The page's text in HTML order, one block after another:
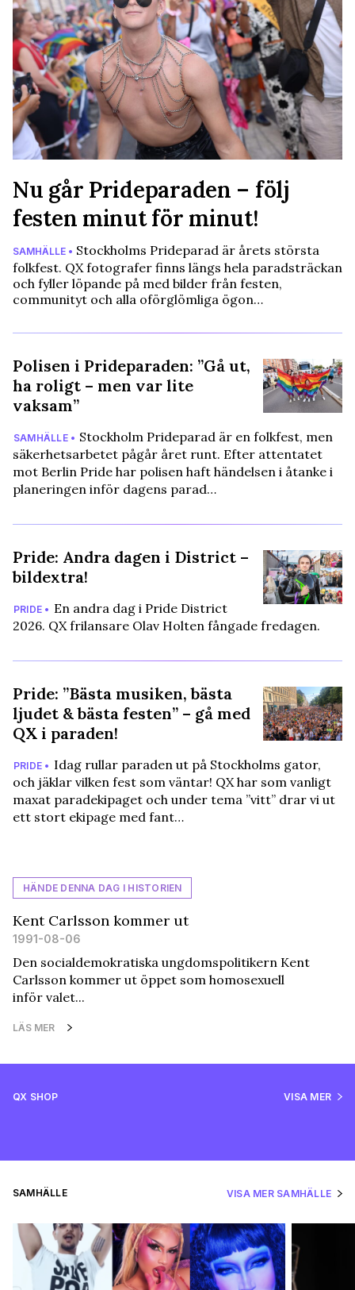
Nu går Prideparaden – följ
festen minut för minut!
SAMHÄLLE • Stockholms Prideparad är årets största
folkfest. QX fotografer finns längs hela paradsträckan
och fyller löpande på med bilder från festen,
communityt och alla oförglömliga ögon…
Polisen i Prideparaden: ”Gå ut,
ha roligt – men var lite
vaksam”
SAMHÄLLE • Stockholm Prideparad är en folkfest, men
säkerhetsarbetet pågår året runt. Efter attentatet
mot Berlin Pride har polisen haft händelsen i åtanke i
planeringen inför dagens parad…
Pride: Andra dagen i District –
bildextra!
PRIDE • En andra dag i Pride District
2026. QX frilansare Olav Holten fångade fredagen.
Pride: ”Bästa musiken, bästa
ljudet & bästa festen” – gå med
QX i paraden!
PRIDE • Idag rullar paraden ut på Stockholms gator,
och jäklar vilken fest som väntar! QX har som vanligt
maxat paradekipaget och under tema ”vitt” drar vi ut
ett stort ekipage med fant…
HÄNDE DENNA DAG I HISTORIEN
Kent Carlsson kommer ut
1991-08-06
Den socialdemokratiska ungdomspolitikern Kent
Carlsson kommer ut öppet som homosexuell
inför valet...
LÄS MER
QX SHOP VISA MER
SAMHÄLLE VISA MER SAMHÄLLE